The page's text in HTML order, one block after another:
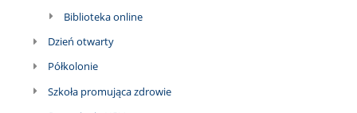
Biblioteka online
Dzień otwarty
Półkolonie
Szkoła promująca zdrowie